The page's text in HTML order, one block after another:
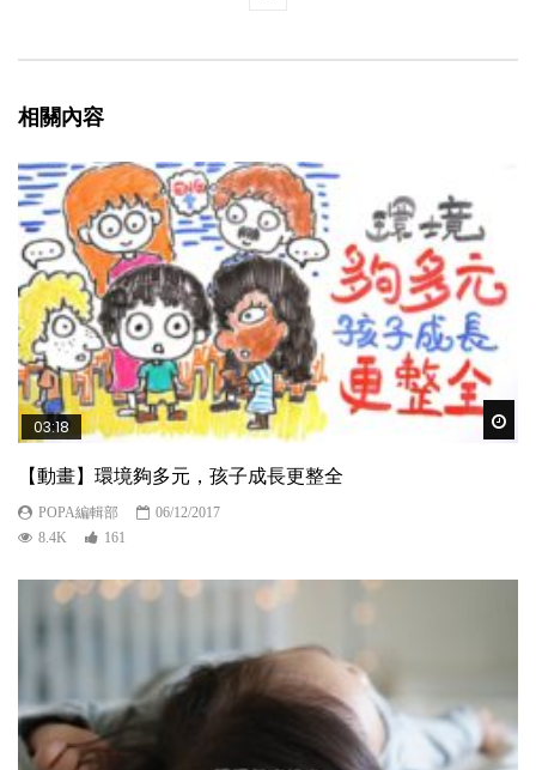
相關內容
03:18
【動畫】環境夠多元，孩子成長更整全
POPA編輯部
06/12/2017
8.4K
161